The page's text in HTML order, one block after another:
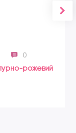
0
рожевий